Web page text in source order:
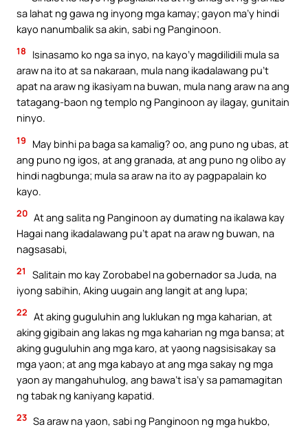
sa lahat ng gawa ng inyong mga kamay; gayon ma’y hindi
kayo nanumbalik sa akin, sabi ng Panginoon.
18
Isinasamo ko nga sa inyo, na kayo’y magdilidili mula sa
araw na ito at sa nakaraan, mula nang ikadalawang pu’t
apat na araw ng ikasiyam na buwan, mula nang araw na ang
tatagang-baon ng templo ng Panginoon ay ilagay, gunitain
ninyo.
19
May binhi pa baga sa kamalig? oo, ang puno ng ubas, at
ang puno ng igos, at ang granada, at ang puno ng olibo ay
hindi nagbunga; mula sa araw na ito ay pagpapalain ko
kayo.
20 At ang salita ng Panginoon ay dumating na ikalawa kay
Hagai nang ikadalawang pu’t apat na araw ng buwan, na
nagsasabi,
21
Salitain mo kay Zorobabel na gobernador sa Juda, na
iyong sabihin, Aking uugain ang langit at ang lupa;
22 At aking guguluhin ang luklukan ng mga kaharian, at
aking gigibain ang lakas ng mga kaharian ng mga bansa; at
aking guguluhin ang mga karo, at yaong nagsisisakay sa
mga yaon; at ang mga kabayo at ang mga sakay ng mga
yaon ay mangahuhulog, ang bawa’t isa’y sa pamamagitan
ng tabak ng kaniyang kapatid.
23 Sa araw na yaon, sabi ng Panginoon ng mga hukbo,